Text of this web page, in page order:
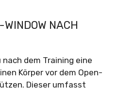
NACH
dem Training eine
Körper vor dem Open-
Dieser umfasst